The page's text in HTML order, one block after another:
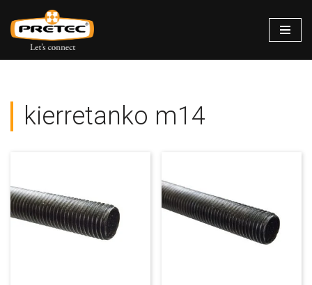
Siirry
suoraan
kierretanko m14